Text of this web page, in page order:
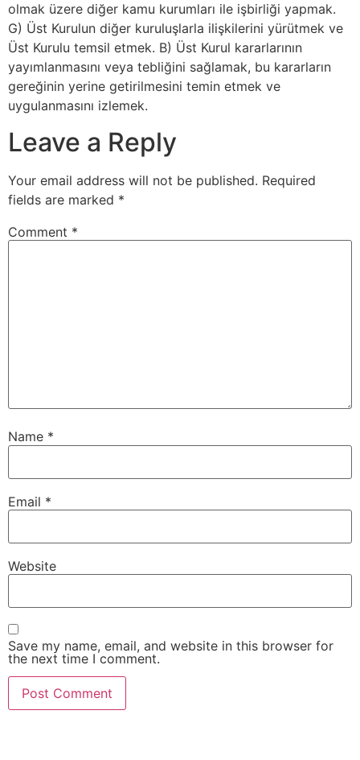
olmak üzere diğer kamu kurumları ile işbirliği yapmak.
G) Üst Kurulun diğer kuruluşlarla ilişkilerini yürütmek ve
Üst Kurulu temsil etmek. B) Üst Kurul kararlarının
yayımlanmasını veya tebliğini sağlamak, bu kararların
gereğinin yerine getirilmesini temin etmek ve
uygulanmasını izlemek.
Leave a Reply
Your email address will not be published. Required
fields are marked *
Comment *
Name *
Email *
Website
Save my name, email, and website in this browser for
the next time I comment.